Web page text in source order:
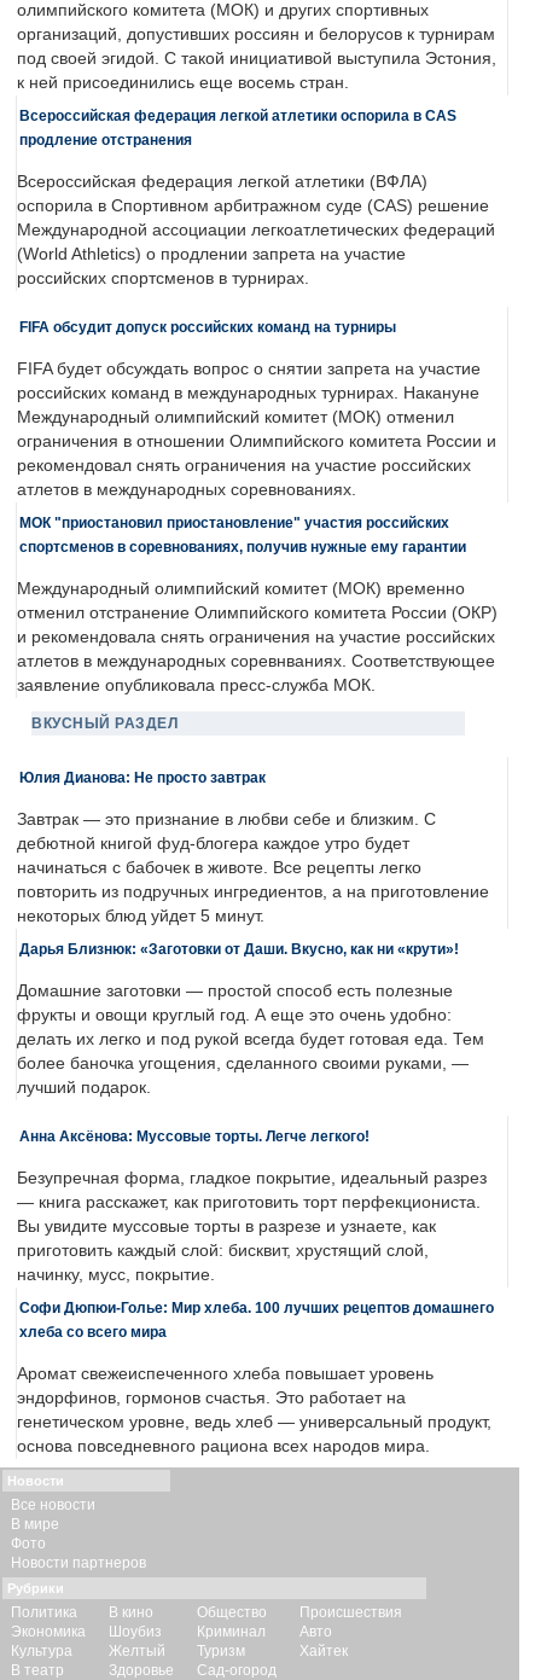
олимпийского комитета (МОК) и других спортивных
организаций, допустивших россиян и белорусов к турнирам
под своей эгидой. С такой инициативой выступила Эстония,
к ней присоединились еще восемь стран.
Всероссийская федерация легкой атлетики оспорила в CAS
продление отстранения
Всероссийская федерация легкой атлетики (ВФЛА)
оспорила в Спортивном арбитражном суде (CAS) решение
Международной ассоциации легкоатлетических федераций
(World Athletics) о продлении запрета на участие
российских спортсменов в турнирах.
FIFA обсудит допуск российских команд на турниры
FIFA будет обсуждать вопрос о снятии запрета на участие
российских команд в международных турнирах. Накануне
Международный олимпийский комитет (МОК) отменил
ограничения в отношении Олимпийского комитета России и
рекомендовал снять ограничения на участие российских
атлетов в международных соревнованиях.
МОК "приостановил приостановление" участия российских
спортсменов в соревнованиях, получив нужные ему гарантии
Международный олимпийский комитет (МОК) временно
отменил отстранение Олимпийского комитета России (ОКР)
и рекомендовала снять ограничения на участие российских
атлетов в международных соревнваниях. Соответствующее
заявление опубликовала пресс-служба МОК.
ВКУСНЫЙ РАЗДЕЛ
Юлия Дианова: Не просто завтрак
Завтрак — это признание в любви себе и близким. С
дебютной книгой фуд-блогера каждое утро будет
начинаться с бабочек в животе. Все рецепты легко
повторить из подручных ингредиентов, а на приготовление
некоторых блюд уйдет 5 минут.
Дарья Близнюк: «Заготовки от Даши. Вкусно, как ни «крути»!
Домашние заготовки — простой способ есть полезные
фрукты и овощи круглый год. А еще это очень удобно:
делать их легко и под рукой всегда будет готовая еда. Тем
более баночка угощения, сделанного своими руками, —
лучший подарок.
Анна Аксёнова: Муссовые торты. Легче легкого!
Безупречная форма, гладкое покрытие, идеальный разрез
— книга расскажет, как приготовить торт перфекциониста.
Вы увидите муссовые торты в разрезе и узнаете, как
приготовить каждый слой: бисквит, хрустящий слой,
начинку, мусс, покрытие.
Софи Дюпюи-Голье: Мир хлеба. 100 лучших рецептов домашнего
хлеба со всего мира
Аромат свежеиспеченного хлеба повышает уровень
эндорфинов, гормонов счастья. Это работает на
генетическом уровне, ведь хлеб — универсальный продукт,
основа повседневного рациона всех народов мира.
Новости
Все новости
В мире
Фото
Новости партнеров
Рубрики
Политика
Экономика
Культура
В театр
В кино
Шоубиз
Желтый
Здоровье
Общество
Криминал
Туризм
Сад-огород
Происшествия
Авто
Хайтек